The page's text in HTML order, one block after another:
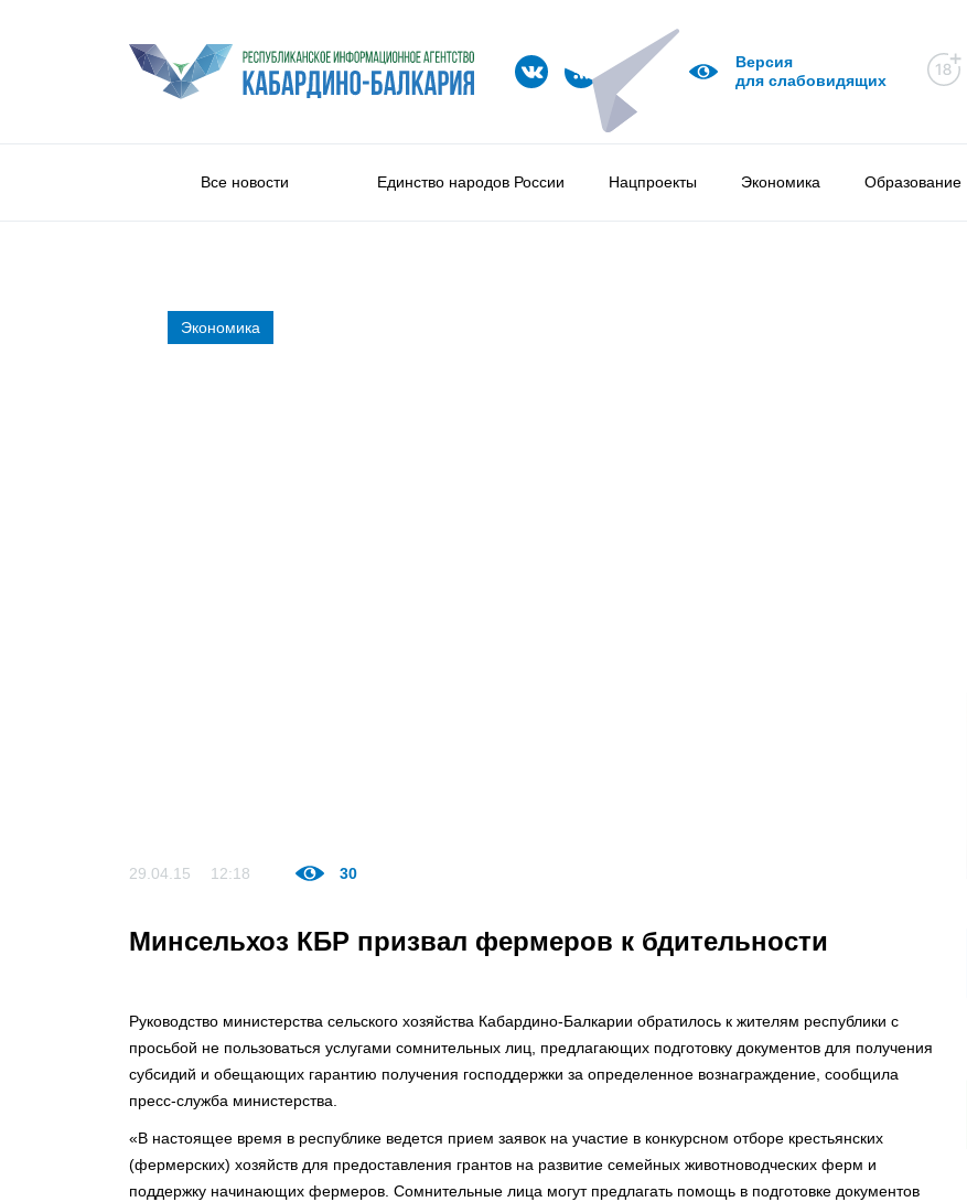
Версия
для слабовидящих
Все новости Единство народов России Нацпроекты Экономика Образование
Экономика
29.04.15 12:18 30
Минсельхоз КБР призвал фермеров к бдительности
Руководство министерства сельского хозяйства Кабардино-Балкарии обратилось к жителям республики с
просьбой не пользоваться услугами сомнительных лиц, предлагающих подготовку документов для получения
субсидий и обещающих гарантию получения господдержки за определенное вознаграждение, сообщила
пресс-служба министерства.
«В настоящее время в республике ведется прием заявок на участие в конкурсном отборе крестьянских
(фермерских) хозяйств для предоставления грантов на развитие семейных животноводческих ферм и
поддержку начинающих фермеров. Сомнительные лица могут предлагать помощь в подготовке документов